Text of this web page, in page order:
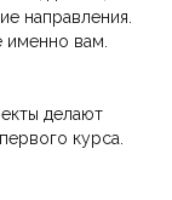
направления.
именно вам.
делают
курса.